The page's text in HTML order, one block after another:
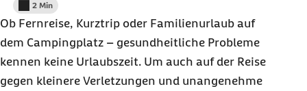
Lesedauer weniger als
2 Min
Ob Fernreise, Kurztrip oder Familienurlaub auf
dem Campingplatz – gesundheitliche Probleme
kennen keine Urlaubszeit. Um auch auf der Reise
gegen kleinere Verletzungen und unangenehme